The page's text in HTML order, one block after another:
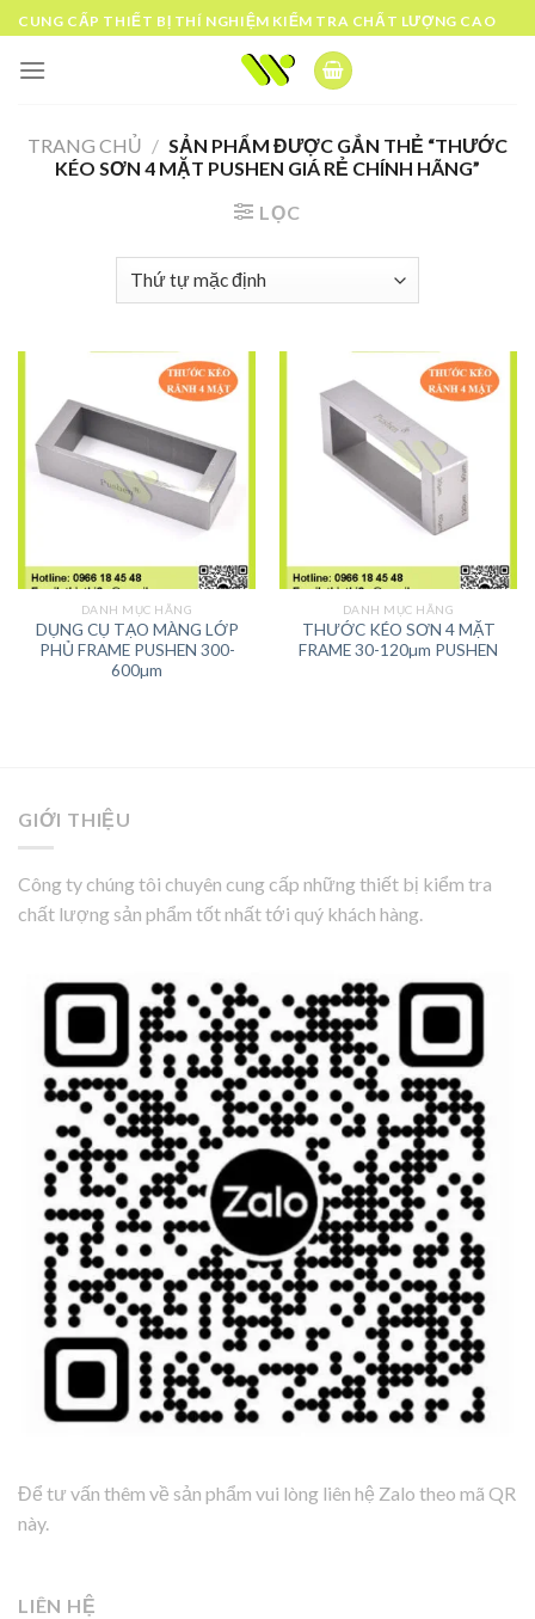
Skip
to
content
CUNG CẤP THIẾT BỊ THÍ NGHIỆM KIỂM TRA CHẤT LƯỢNG CAO
TRANG CHỦ / SẢN PHẨM ĐƯỢC GẮN THẺ “THƯỚC
KÉO SƠN 4 MẶT PUSHEN GIÁ RẺ CHÍNH HÃNG”
LỌC
DANH MỤC HÃNG
DỤNG CỤ TẠO MÀNG LỚP
PHỦ FRAME PUSHEN 300-
600µm
DANH MỤC HÃNG
THƯỚC KÉO SƠN 4 MẶT
FRAME 30-120µm PUSHEN
GIỚI THIỆU
Công ty chúng tôi chuyên cung cấp những thiết bị kiểm tra
chất lượng sản phẩm tốt nhất tới quý khách hàng.
Để tư vấn thêm về sản phẩm vui lòng liên hệ Zalo theo mã QR
này.
LIÊN HỆ